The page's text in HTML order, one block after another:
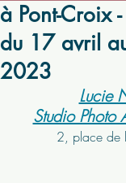
à Pont-Croix
du 17 avril
2023
Lucie
Studio Photo
2, place de